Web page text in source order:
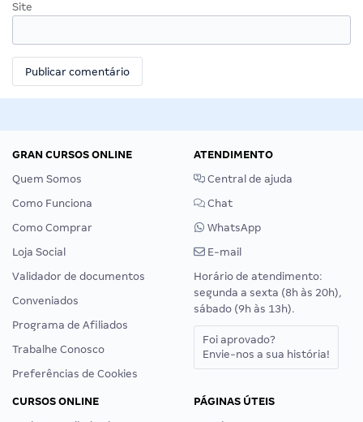
Site
GRAN CURSOS ONLINE
Quem Somos
Como Funciona
Como Comprar
Loja Social
Validador de documentos
Conveniados
Programa de Afiliados
Trabalhe Conosco
Preferências de Cookies
ATENDIMENTO
Central de ajuda
Chat
WhatsApp
E-mail
Horário de atendimento:
segunda a sexta (8h às 20h),
sábado (9h às 13h).
Foi aprovado?
Envie-nos a sua história!
CURSOS ONLINE
PÁGINAS ÚTEIS